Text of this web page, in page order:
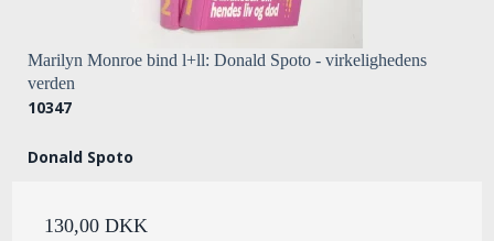
Marilyn Monroe bind l+ll: Donald Spoto - virkelighedens
verden
10347
Donald Spoto
130,00 DKK